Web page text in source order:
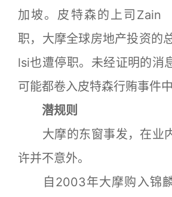
加坡。皮特森的上司Zain
职，大摩全球房地产投资
lsi也遭停职。未经证明的消
可能都卷入皮特森行贿事件中
潜规则
大摩的东窗事发，在业
许并不意外。
自2003年大摩购入锦麟